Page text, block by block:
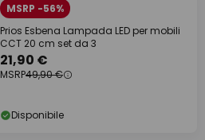
MSRP -56%
Prios Esbena Lampada LED per mobili
CCT 20 cm set da 3
21,90 €
MSRP49,90 €
Disponibile